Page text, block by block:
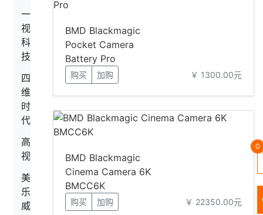
0
一
视
科
技
四
维
时
代
高
视
美
乐
威
BMD Blackmagic
Pocket Camera
Battery Pro
购买 加购 ￥ 1300.00元
BMD Blackmagic
Cinema Camera 6K
BMCC6K
购买 加购 ￥ 22350.00元